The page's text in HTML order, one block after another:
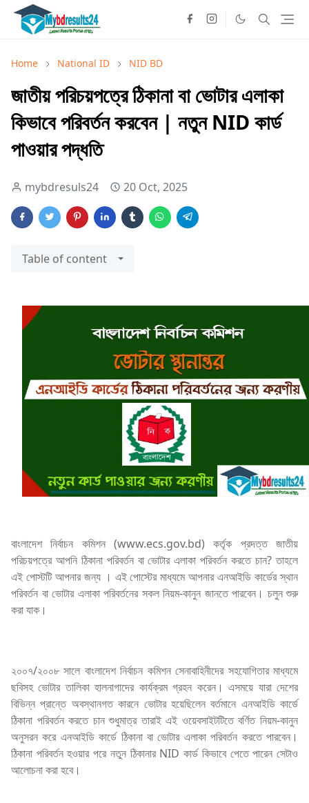
Home National ID NID BD
জাতীয় পরিচয়পত্রে ঠিকানা বা ভোটার এলাকা
কিভাবে পরিবর্তন করবেন | নতুন NID কার্ড
পাওয়ার পদ্ধতি
mybdresuls24 20 Oct, 2025
Table of content
বাংলাদেশ নির্বাচন কমিশন (www.ecs.gov.bd) কর্তৃক প্রদত্ত জাতীয়
পরিচয়পত্রে আপনি ঠিকানা পরিবর্তন বা ভোটার এলাকা পরিবর্তন করতে চান? তাহলে
এই পোস্টটি আপনার জন্য । এই পোস্টের মাধ্যমে আপনার এনআইডি কার্ডের স্থান
পরিবর্তন বা ভোটার এলাকা পরিবর্তনের সকল নিয়ম-কানুন জানতে পারবেন। চলুন শুরু
করা যাক।
২০০৭/২০০৮ সালে বাংলাদেশ নির্বাচন কমিশন সেনাবাহিনীদের সহযোগিতার মাধ্যমে
ছবিসহ ভোটার তালিকা হালনাগাদের কার্যক্রম গ্রহন করেন। এসময়ে যারা দেশের
বিভিন্ন প্রান্তে অবস্থানগত কারনে ভোটার হয়েছিলেন বর্তমানে এনআইডি কার্ডে
ঠিকানা পরিবর্তন করতে চান শুধুমাত্র তারাই এই ওয়েবসাইটটিতে বর্ণিত নিয়ম-কানুন
অনুসরন করে এনআইডি কার্ডে ঠিকানা বা ভোটার এলাকা পরিবর্তন করতে পারবেন।
ঠিকানা পরিবর্তন হওয়ার পরে নতুন ঠিকানার NID কার্ড কিভাবে পেতে পারেন সেটাও
আলোচনা করা হবে।